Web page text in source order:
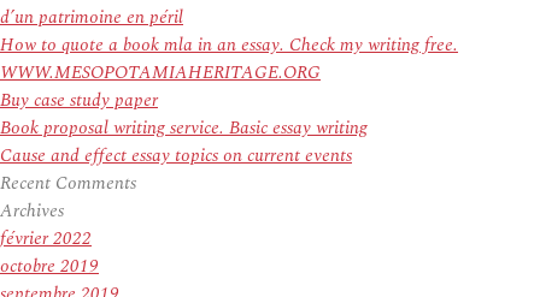
d’un patrimoine en péril
How to quote a book mla in an essay. Check my writing free.
WWW.MESOPOTAMIAHERITAGE.ORG
Buy case study paper
Book proposal writing service. Basic essay writing
Cause and effect essay topics on current events
Recent Comments
Archives
février 2022
octobre 2019